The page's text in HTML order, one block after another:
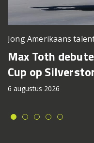
Jong Amerikaans
Max Toth
Cup op
6 augustus 2026